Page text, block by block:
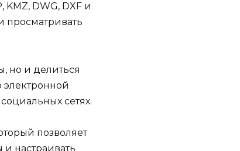
DWG, DXF и
просматривать
но и делиться
сетях.
позволяет
настраивать